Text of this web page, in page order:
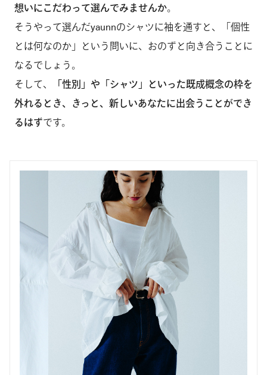
想いにこだわって選んでみませんか。
そうやって選んだyaunnのシャツに袖を通すと、「個性
とは何なのか」という問いに、おのずと向き合うことに
なるでしょう。
そして、
「性別」や「シャツ」といった既成概念の枠を
外れるとき、きっと、新しいあなたに出会うことができ
るはずです。